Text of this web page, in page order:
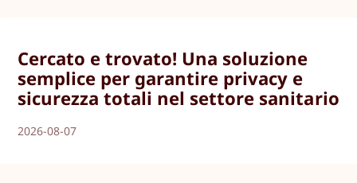
Cercato e trovato! Una soluzione
semplice per garantire privacy e
sicurezza totali nel settore sanitario
2026-08-07